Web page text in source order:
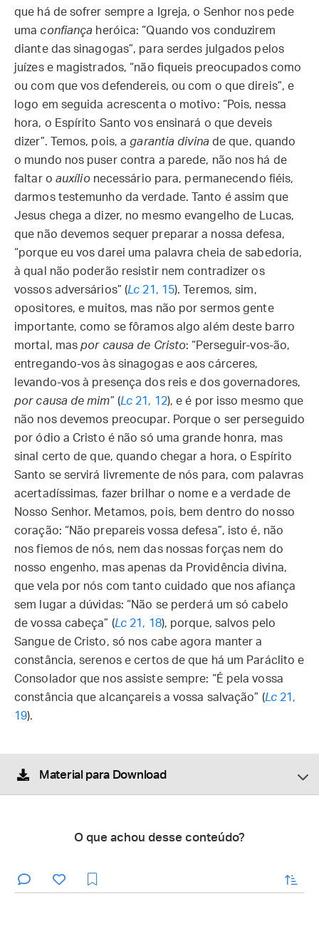
que há de sofrer sempre a Igreja, o Senhor nos pede
uma confiança heróica: “Quando vos conduzirem
diante das sinagogas”, para serdes julgados pelos
juízes e magistrados, “não fiqueis preocupados como
ou com que vos defendereis, ou com o que direis”, e
logo em seguida acrescenta o motivo: “Pois, nessa
hora, o Espírito Santo vos ensinará o que deveis
dizer”. Temos, pois, a garantia divinade que, quando
o mundo nos puser contra a parede, não nos há de
faltar o auxílionecessário para, permanecendo fiéis,
darmos testemunho da verdade. Tanto é assim que
Jesus chega a dizer, no mesmo evangelho de Lucas,
que não devemos sequer preparar a nossa defesa,
“porque eu vos darei uma palavra cheia de sabedoria,
à qual não poderão resistir nem contradizer os
vossos adversários” (Lc 21, 15). Teremos, sim,
opositores, e muitos, mas não por sermos gente
importante, como se fôramos algo além deste barro
mortal, maspor causa de Cristo: “Perseguir-vos-ão,
entregando-vos às sinagogas e aos cárceres,
levando-vos à presença dos reis e dos governadores,
por causa de mim” (Lc 21, 12), e é por isso mesmo que
não nos devemos preocupar. Porque o ser perseguido
por ódio a Cristo é não só uma grande honra, mas
sinal certo de que, quando chegar a hora, o Espírito
Santo se servirá livremente de nós para, com palavras
acertadíssimas, fazer brilhar o nome e a verdade de
Nosso Senhor. Metamos, pois, bem dentro do nosso
coração: “Não prepareis vossa defesa”, isto é, não
nos fiemos de nós, nem das nossas forças nem do
nosso engenho, mas apenas da Providência divina,
que vela por nós com tanto cuidado que nos afiança
sem lugar a dúvidas: “Não se perderá um só cabelo
de vossa cabeça” (Lc 21, 18), porque, salvos pelo
Sangue de Cristo, só nos cabe agora manter a
constância, serenos e certos de que há um Paráclito e
Consolador que nos assiste sempre: “É pela vossa
constância que alcançareis a vossa salvação” (Lc21,
19).
Material para Download
O que achou desse conteúdo?
enviar